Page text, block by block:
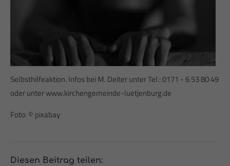
We offer support for our customers
Mon - Fri 8:00am - 5:00pm (GMT +1)
Cybersteel Inc.
376-293 City Road, Suite 600
San Francisco, CA 94102
+44 1234 567 890
Selbsthilfeaktion. Infos bei M. Deiter unter Tel.: 0171 - 6 53 80 49
oder unter www.kirchengemeinde-luetjenburg.de
Foto: © pixabay
Diesen Beitrag teilen: